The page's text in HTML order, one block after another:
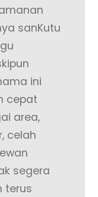
sanKutu
ini
cepat
area,
celah
segera
terus